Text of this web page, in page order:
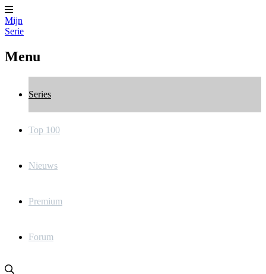
Mijn
Serie
Menu
Series
Top 100
Nieuws
Premium
Forum